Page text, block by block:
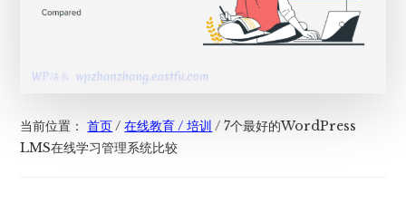
当前位置：首页/ 在线教育 / 培训 / 7个最好的WordPress
LMS在线学习管理系统比较